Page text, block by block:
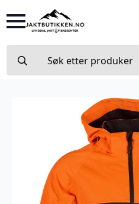
for: